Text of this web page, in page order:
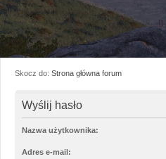
Skocz do: Strona główna forum
Wyślij hasło
Nazwa użytkownika:
Adres e-mail: